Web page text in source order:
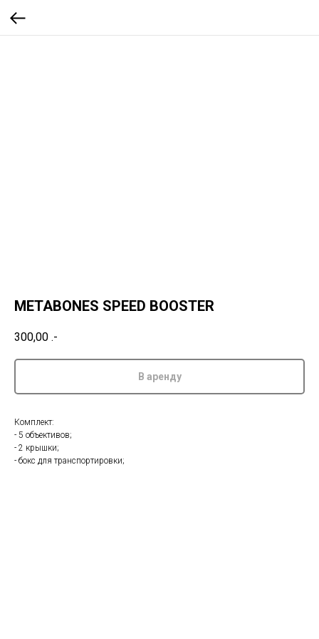
METABONES SPEED BOOSTER
300,00 .-
В аренду
Комплект:
- 5 объективов;
- 2 крышки;
- бокс для транспортировки;